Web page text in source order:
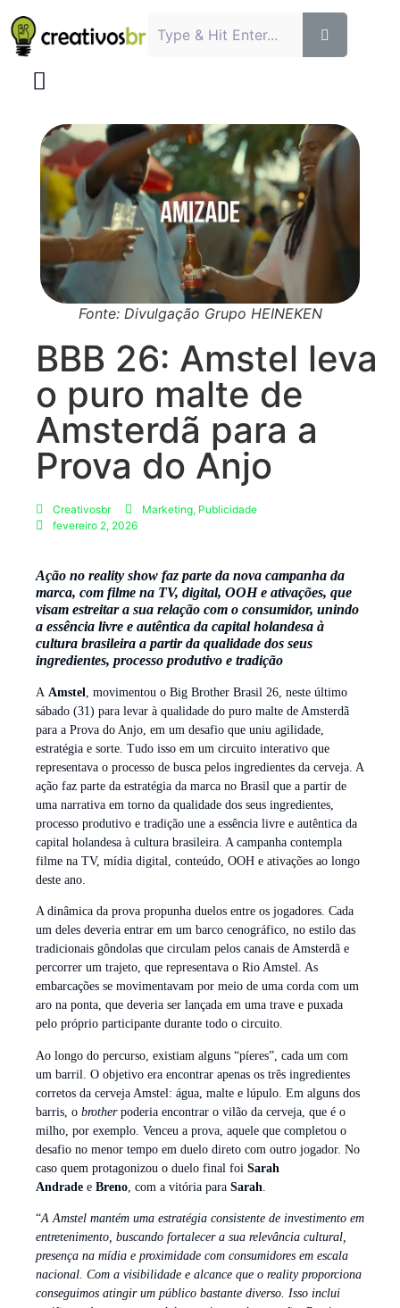
Fonte: Divulgação Grupo HEINEKEN
BBB 26: Amstel leva
o puro malte de
Amsterdã para a
Prova do Anjo
Creativosbr Marketing, Publicidade
fevereiro 2, 2026
Ação no reality show faz parte da nova campanha da
marca, com filme na TV, digital, OOH e ativações, que
visam estreitar a sua relação com o consumidor, unindo
a essência livre e autêntica da capital holandesa à
cultura brasileira a partir da qualidade dos seus
ingredientes, processo produtivo e tradição
A Amstel
, movimentou o Big Brother Brasil 26, neste último
sábado (31) para levar à qualidade do puro malte de Amsterdã
para a Prova do Anjo, em um desafio que uniu agilidade,
estratégia e sorte. Tudo isso em um circuito interativo que
representava o processo de busca pelos ingredientes da cerveja. A
ação faz parte da estratégia da marca no Brasil que a partir de
uma narrativa em torno da qualidade dos seus ingredientes,
processo produtivo e tradição une a essência livre e autêntica da
capital holandesa à cultura brasileira. A campanha contempla
filme na TV, mídia digital, conteúdo, OOH e ativações ao longo
deste ano.
A dinâmica da prova propunha duelos entre os jogadores. Cada
um deles deveria entrar em um barco cenográfico, no estilo das
tradicionais gôndolas que circulam pelos canais de Amsterdã e
percorrer um trajeto, que representava o Rio Amstel. As
embarcações se movimentavam por meio de uma corda com um
aro na ponta, que deveria ser lançada em uma trave e puxada
pelo próprio participante durante todo o circuito.
Ao longo do percurso, existiam alguns “píeres”, cada um com
um barril. O objetivo era encontrar apenas os três ingredientes
corretos da cerveja Amstel: água, malte e lúpulo. Em alguns dos
barris, o brotherpoderia encontrar o vilão da cerveja, que é o
milho, por exemplo. Venceu a prova, aquele que completou o
desafio no menor tempo em duelo direto com outro jogador. No
caso quem protagonizou o duelo final foi Sarah
Andrade e Breno , com a vitória para Sarah
“A Amstel mantém uma estratégia consistente de investimento em
entretenimento, buscando fortalecer a sua relevância cultural,
presença na mídia e proximidade com consumidores em escala
nacional. Com a visibilidade e alcance que o reality proporciona
conseguimos atingir um público bastante diverso. Isso inclui